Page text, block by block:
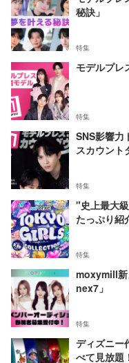
秘訣」
特集
モデルプレ
特集
SNS影響力
スカウント
特集
"史上最大
たっぷり紹
特集
moxymill新
nex7」
特集
ディズニー
べて見放題